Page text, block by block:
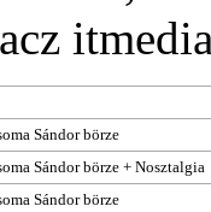
Sándor börze
Sándor börze + Nosztalgia
Sándor börze